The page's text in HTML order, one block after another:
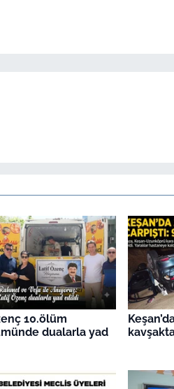
10.ölüm
dualarla yad